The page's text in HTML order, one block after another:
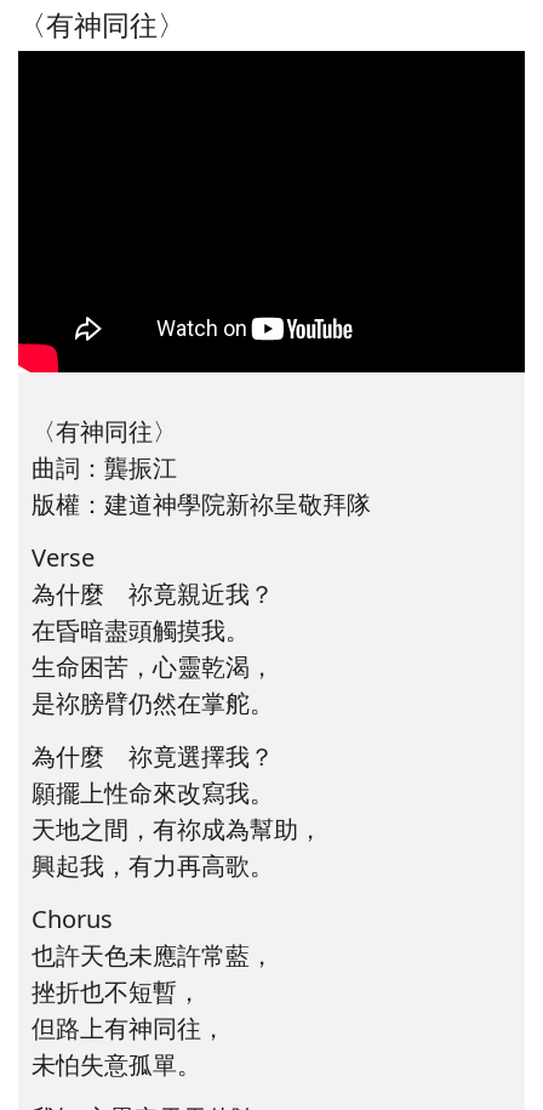
〈有神同往〉
〈有神同往〉
曲詞：龔振江
版權：建道神學院新祢呈敬拜隊
Verse
為什麼 祢竟親近我？
在昏暗盡頭觸摸我。
生命困苦，心靈乾渴，
是祢膀臂仍然在掌舵。
為什麼 祢竟選擇我？
願擺上性命來改寫我。
天地之間，有祢成為幫助，
興起我，有力再高歌。
Chorus
也許天色未應許常藍，
挫折也不短暫，
但路上有神同往，
未怕失意孤單。